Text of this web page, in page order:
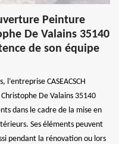
Peinture
De Valains 35140
de son équipe
CASEACSCH
De Valains 35140
dans le cadre de la mise en
Ses éléments peuvent
pendant la rénovation ou lors